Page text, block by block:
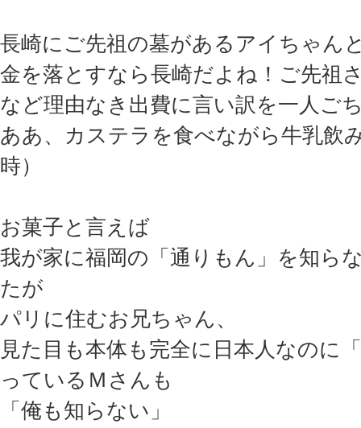
長崎にご先祖の墓があるアイちゃん
金を落とすなら長崎だよね！ご先祖
など理由なき出費に言い訳を一人ご
ああ、カステラを食べながら牛乳飲
時）
お菓子と言えば
我が家に福岡の「通りもん」を知ら
たが
パリに住むお兄ちゃん、
見た目も本体も完全に日本人なのに
っているＭさんも
「俺も知らない」